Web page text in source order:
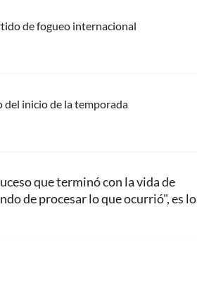
de fogueo internacional
del inicio de la temporada
que terminó con la vida de
de procesar lo que ocurrió", es lo